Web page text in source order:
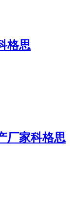
格思
厂家科格思